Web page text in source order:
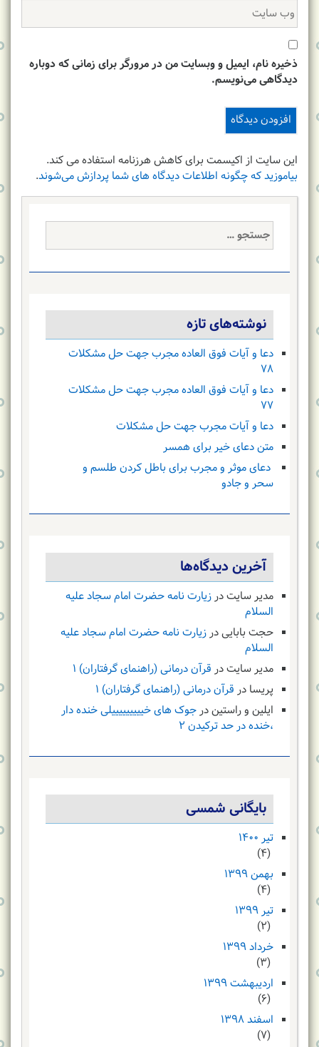
ذخیره نام، ایمیل و وبسایت من در مرورگر برای زمانی که دوباره
دیدگاهی می‌نویسم.
این سایت از اکیسمت برای کاهش هرزنامه استفاده می کند.
بیاموزید که چگونه اطلاعات دیدگاه های شما پردازش می‌شوند.
جستجو
برای:
نوشته‌های تازه
دعا و آیات فوق العاده مجرب جهت حل مشکلات
۷۸
دعا و آیات فوق العاده مجرب جهت حل مشکلات
۷۷
دعا و آیات مجرب جهت حل مشکلات
متن دعای خیر برای همسر
دعای موثر و مجرب برای باطل کردن طلسم و
سحر و جادو
آخرین دیدگاه‌ها
مدیر سایتدرزیارت نامه حضرت امام سجاد علیه
السلام
حجت باباییدرزیارت نامه حضرت امام سجاد علیه
السلام
مدیر سایتدر قرآن درمانی (راهنمای گرفتاران) ۱
پریسا در قرآن درمانی (راهنمای گرفتاران) ۱
ایلین و راستیندرجوک های خیییییییییلی خنده دار
،خنده در حد ترکیدن ۲
بایگانی شمسی
تیر ۱۴۰۰
(۴)
بهمن ۱۳۹۹
(۴)
تیر ۱۳۹۹
(۲)
خرداد ۱۳۹۹
(۳)
اردیبهشت ۱۳۹۹
(۶)
اسفند ۱۳۹۸
(۷)